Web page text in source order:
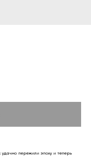
пережили эпоху и теперь